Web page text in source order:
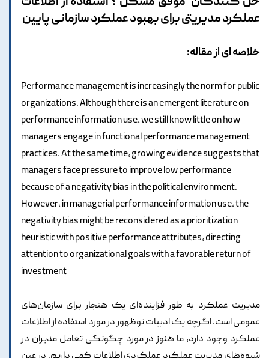
عملکرد مدیریتی برای بهبود عملکرد سازمانی پایین
خلاصه ای از مقاله:
Performance management is increasingly the norm for public
organizations. Although there is an emergent literature on
performance information use, we still know little on how
managers engage in functional performance management
practices. At the same time, growing evidence suggests that
managers face pressure to improve low performance
because of a negativity bias in the political environment.
However, in managerial performance information use, the
negativity bias might be reconsidered as a prioritization
heuristic with positive performance attributes, directing
attention to organizational goals with a favorable return of
investment
مدیریت عملکرد به طور فزاینده‌ای یک هنجار برای سازمان‌های
عمومی است. اگرچه یک ادبیات نوظهور در مورد استفاده از اطلاعات
عملکرد وجود دارد، ما هنوز در مورد چگونگی تعامل مدیران در